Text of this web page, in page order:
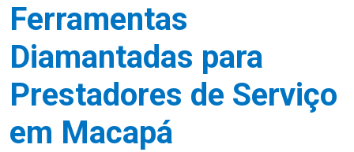
Ferramentas
Diamantadas para
Prestadores de Serviço
em Macapá